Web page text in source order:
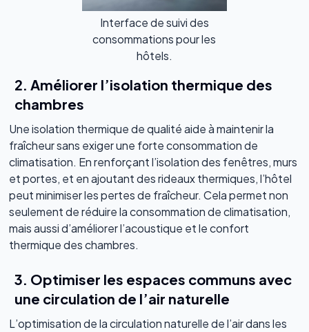
Interface de suivi des
consommations pour les
hôtels.
2. Améliorer l’isolation thermique des
chambres
Une isolation thermique de qualité aide à maintenir la
fraîcheur sans exiger une forte consommation de
climatisation. En renforçant l’isolation des fenêtres, murs
et portes, et en ajoutant des rideaux thermiques, l’hôtel
peut minimiser les pertes de fraîcheur. Cela permet non
seulement de réduire la consommation de climatisation,
mais aussi d’améliorer l’acoustique et le confort
thermique des chambres.
3. Optimiser les espaces communs avec
une circulation de l’air naturelle
L’optimisation de la circulation naturelle de l’air dans les